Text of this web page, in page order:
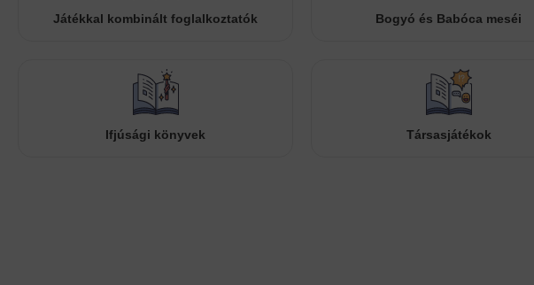
Játékkal kombinált foglalkoztatók Bogyó és Babóca meséi
Ifjúsági könyvek Társasjátékok